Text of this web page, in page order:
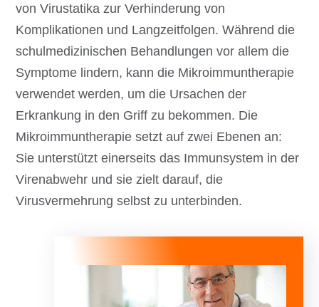
von Virustatika zur Verhinderung von
Komplikationen und Langzeitfolgen. Während die
schulmedizinischen Behandlungen vor allem die
Symptome lindern, kann die Mikroimmuntherapie
verwendet werden, um die Ursachen der
Erkrankung in den Griff zu bekommen. Die
Mikroimmuntherapie setzt auf zwei Ebenen an:
Sie unterstützt einerseits das Immunsystem in der
Virenabwehr und sie zielt darauf, die
Virusvermehrung selbst zu unterbinden.